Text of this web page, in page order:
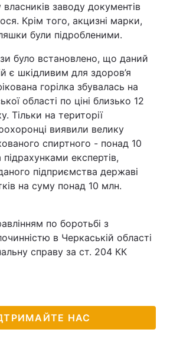
заводу документів
Крім того, акцизні марки,
були підробленими.
було встановлено, що даний
є шкідливим для здоров’я
горілка збувалась на
області по ціні близько 12
Тільки на території
виявили велику
спиртного - понад 10
експертів,
підприємства державі
на суму понад 10 млн.
по боротьбі з
в Черкаській області
справу за ст. 204 КК
НАС